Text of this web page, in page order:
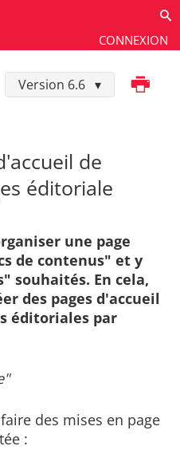
CONNEXION
Version 6.6Imprimer
de fiches
de
éditoriale
une page
de contenus" et y
souhaités. En cela,
des pages d'accueil
éditoriales par
des mises en page
: